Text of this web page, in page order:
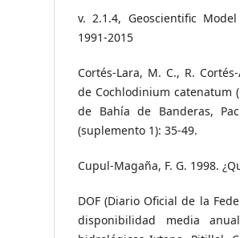
v. 2.1.4, Geoscientific
1991-2015
Cortés-Lara, M. C., R.
de Cochlodinium catenatum
de Bahía de Banderas,
(suplemento 1): 35-49.
Cupul-Magaña, F. G. 1998.
DOF (Diario Oficial de la
disponibilidad media